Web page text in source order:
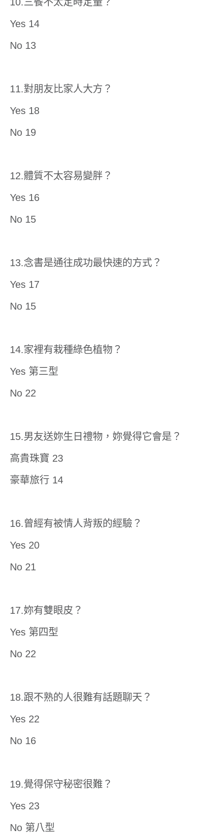
Yes 14
No 13
11.對朋友比家人大方？
Yes 18
No 19
12.體質不太容易變胖？
Yes 16
No 15
13.念書是通往成功最快速的方式？
Yes 17
No 15
14.家裡有栽種綠色植物？
Yes 第三型
No 22
15.男友送妳生日禮物，妳覺得它會是？
高貴珠寶 23
豪華旅行 14
16.曾經有被情人背叛的經驗？
Yes 20
No 21
17.妳有雙眼皮？
Yes 第四型
No 22
18.跟不熟的人很難有話題聊天？
Yes 22
No 16
19.覺得保守秘密很難？
Yes 23
No 第八型